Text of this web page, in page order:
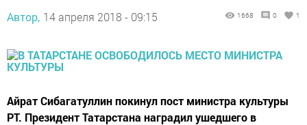
Автор, 14 апреля 2018 - 09:15 1668 0 1
Айрат Сибагатуллин покинул пост министра культуры
РТ. Президент Татарстана наградил ушедшего в